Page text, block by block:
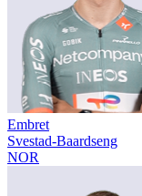
Embret
Svestad-Baardseng
NOR